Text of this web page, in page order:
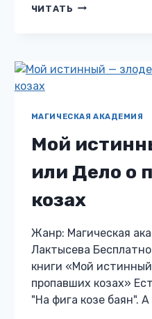
ЧИТАТЬ ДАР
МАГИЧЕСКАЯ АКАДЕМИЯ
Мой
или Дело о
козах
Жанр: Магическая
Лактысева
книги «Мой
пропавших козах»
"На фига козе баян".